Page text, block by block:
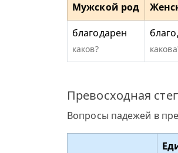
Мужской род
благодарен
каков?
Превосходная
Вопросы падежей в